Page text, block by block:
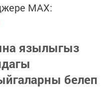
MАХ:
язылыгыз
белеп